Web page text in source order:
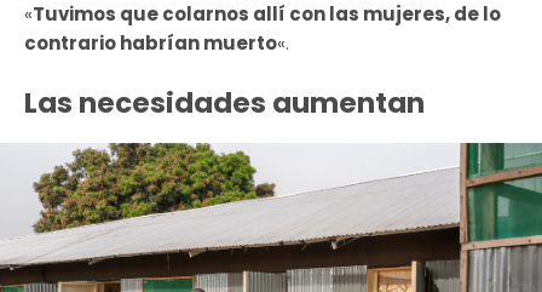
«Tuvimos que colarnos allí con las mujeres, de lo
contrario habrían muerto«.
Las necesidades aumentan